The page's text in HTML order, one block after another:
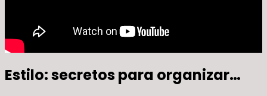
Estilo: secretos para organizar…